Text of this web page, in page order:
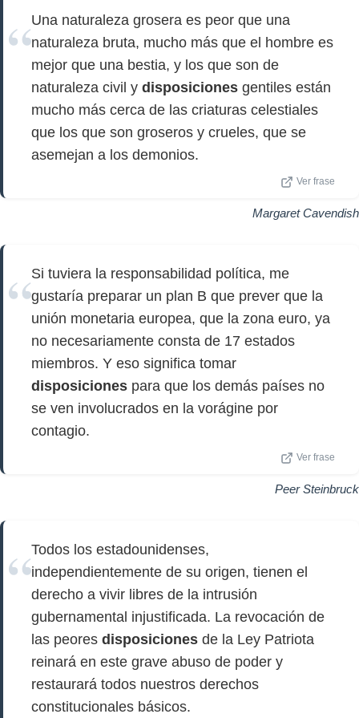
Una naturaleza grosera es peor que una
naturaleza bruta, mucho más que el hombre es
mejor que una bestia, y los que son de
naturaleza civil y disposiciones gentiles están
mucho más cerca de las criaturas celestiales
que los que son groseros y crueles, que se
asemejan a los demonios.
Ver frase
Margaret Cavendish
Si tuviera la responsabilidad política, me
gustaría preparar un plan B que prever que la
unión monetaria europea, que la zona euro, ya
no necesariamente consta de 17 estados
miembros. Y eso significa tomar
disposiciones para que los demás países no
se ven involucrados en la vorágine por
contagio.
Ver frase
Peer Steinbruck
Todos los estadounidenses,
independientemente de su origen, tienen el
derecho a vivir libres de la intrusión
gubernamental injustificada. La revocación de
las peores disposiciones de la Ley Patriota
reinará en este grave abuso de poder y
restaurará todos nuestros derechos
constitucionales básicos.